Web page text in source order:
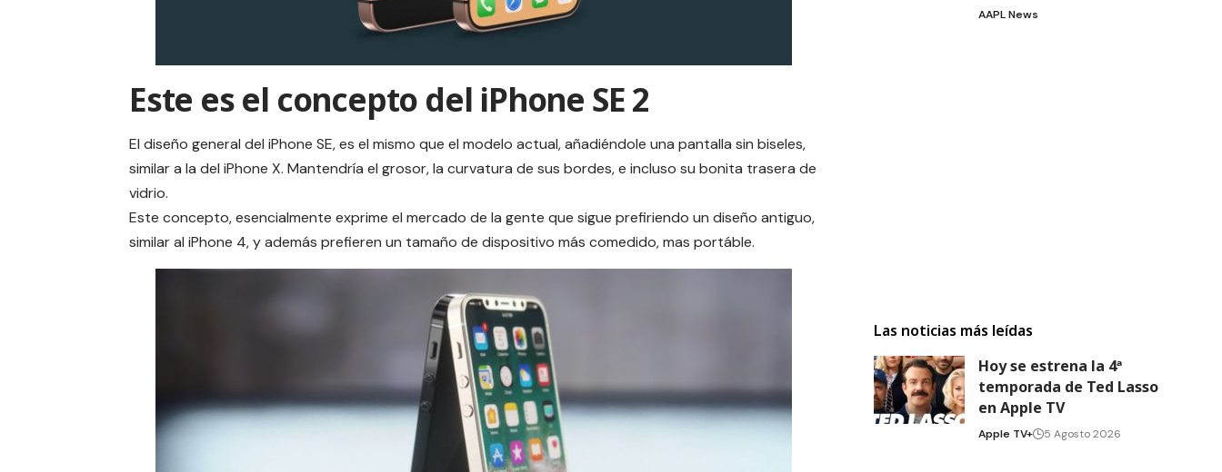
Este es el concepto del iPhone SE 2
El diseño general del iPhone SE, es el mismo que el modelo actual, añadiéndole una pantalla sin biseles,
similar a la del iPhone X. Mantendría el grosor, la curvatura de sus bordes, e incluso su bonita trasera de
vidrio.
Este concepto, esencialmente exprime el mercado de la gente que sigue prefiriendo un diseño antiguo,
similar al iPhone 4, y además prefieren un tamaño de dispositivo más comedido, mas portáble.
AAPL News
Las noticias más leídas
Hoy se estrena la 4ª
temporada de Ted Lasso
en Apple TV
Apple TV+ 5 Agosto 2026